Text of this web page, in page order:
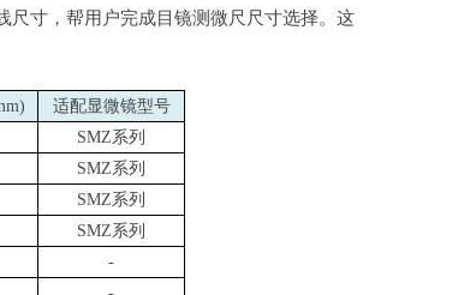
尺寸，帮用户完成目镜测微尺尺寸选择。这
适配显微镜型号
SMZ系列
SMZ系列
SMZ系列
SMZ系列
-